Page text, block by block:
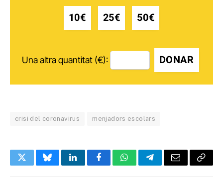
10€ 25€ 50€
Una altra quantitat (€): DONAR
crisi del coronavirus menjadors escolars
TwitterBlueskyLinkedInFacebookWhatsAppTelegramEmail Copy